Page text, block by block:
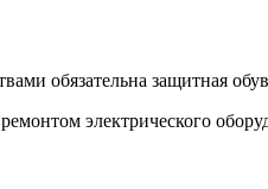
обязательна защитная
электрического